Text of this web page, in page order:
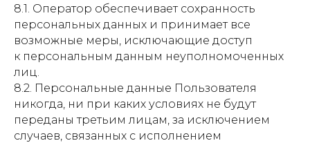
8.1. Оператор обеспечивает сохранность
персональных данных и принимает все
возможные меры, исключающие доступ
к персональным данным неуполномоченных
лиц.
8.2. Персональные данные Пользователя
никогда, ни при каких условиях не будут
переданы третьим лицам, за исключением
случаев, связанных с исполнением